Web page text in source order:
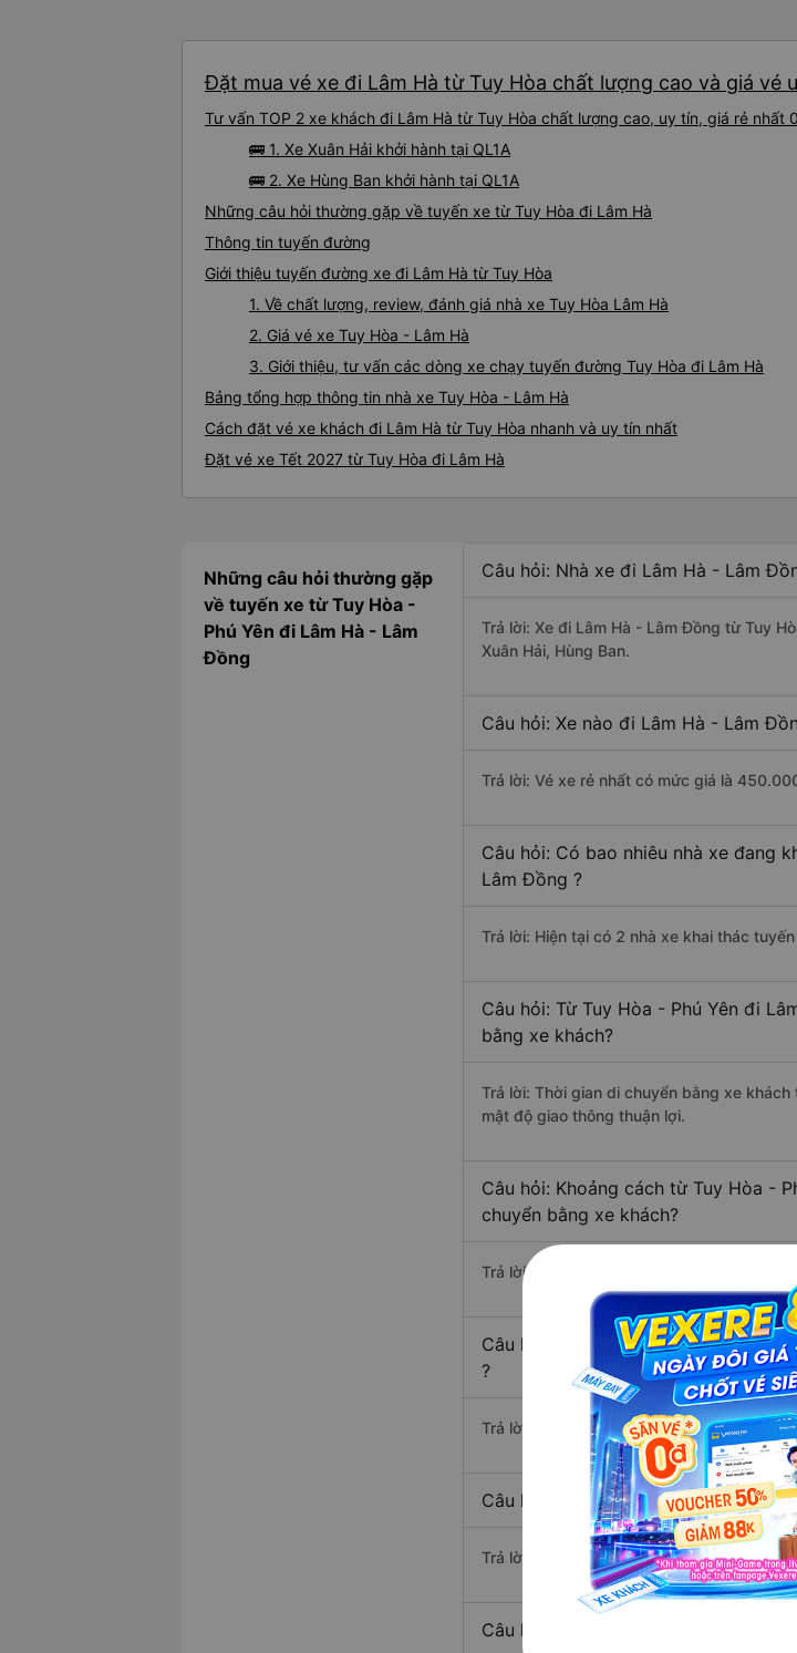
Đặt mua vé xe đi Lâm Hà từ Tuy Hòa chất lượng cao và giá vé
Tư vấn TOP 2 xe khách đi Lâm Hà từ Tuy Hòa chất lượng cao, uy tín, giá rẻ nhất
🚌 1. Xe Xuân Hải khởi hành tại QL1A
🚌 2. Xe Hùng Ban khởi hành tại QL1A
Những câu hỏi thường gặp về tuyến xe từ Tuy Hòa đi Lâm Hà
Thông tin tuyến đường
Giới thiệu tuyến đường xe đi Lâm Hà từ Tuy Hòa
1. Về chất lượng, review, đánh giá nhà xe Tuy Hòa Lâm Hà
2. Giá vé xe Tuy Hòa - Lâm Hà
3. Giới thiệu, tư vấn các dòng xe chạy tuyến đường Tuy Hòa đi Lâm Hà
Bảng tổng hợp thông tin nhà xe Tuy Hòa - Lâm Hà
Cách đặt vé xe khách đi Lâm Hà từ Tuy Hòa nhanh và uy tín nhất
Đặt vé xe Tết 2027 từ Tuy Hòa đi Lâm Hà
Những câu hỏi thường gặp
về tuyến xe từ Tuy Hòa -
Phú Yên đi Lâm Hà - Lâm
Đồng
Câu hỏi: Nhà xe đi Lâm Hà - Lâm
Trả lời: Xe đi Lâm Hà - Lâm Đồng từ Tuy
Xuân Hải, Hùng Ban.
Câu hỏi: Xe nào đi Lâm Hà - Lâm
Trả lời: Vé xe rẻ nhất có mức giá là
Câu hỏi: Có bao nhiêu nhà xe đang
Lâm Đồng ?
Trả lời: Hiện tại có 2 nhà xe khai thác
Câu hỏi: Từ Tuy Hòa - Phú Yên đi
bằng xe khách?
Trả lời: Thời gian di chuyển bằng xe
mật độ giao thông thuận lợi.
Câu hỏi: Khoảng cách từ Tuy Hòa -
chuyển bằng xe khách?
Trả lời: Đoạn đường đi Lâm Hà - Lâm
Câu hỏi: Mỗi ngày có bao nhiêu
?
Trả lời: Trung bình mỗi ngày có khoảng 3
Câu hỏi: Nhà xe đi Tuy Hòa - Phú
Trả lời: Chuyến xe có giờ xuất phát sớm
Câu hỏi: Nhà xe đi Lâm Hà - Lâm